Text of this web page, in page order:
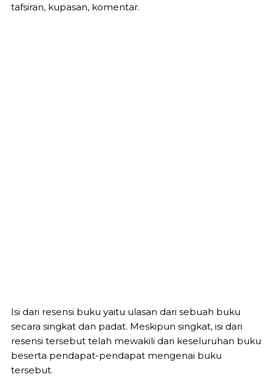
tafsiran, kupasan, komentar.
Isi dari resensi buku yaitu ulasan dari sebuah buku
secara singkat dan padat. Meskipun singkat, isi dari
resensi tersebut telah mewakili dari keseluruhan buku
beserta pendapat-pendapat mengenai buku
tersebut.